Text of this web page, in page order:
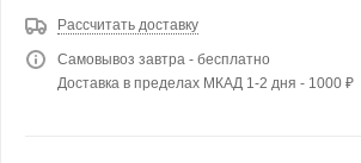
Рассчитать доставку
Самовывоз завтра - бесплатно
Доставка в пределах МКАД 1-2 дня - 1000 ₽